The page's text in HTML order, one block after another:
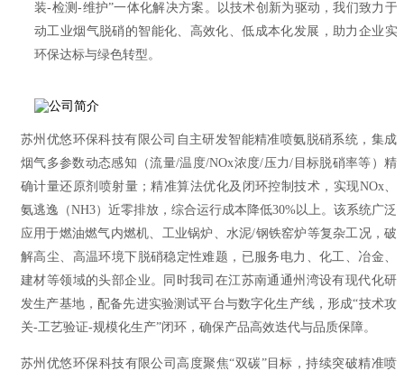
装-检测-维护”一体化解决方案。以技术创新为驱动，我们致力于
动工业烟气脱硝的智能化、高效化、低成本化发展，助力企业实
环保达标与绿色转型。
苏州优悠环保科技有限公司自主研发智能精准喷氨脱硝系统，集成
烟气多参数动态感知（流量/温度/NOx浓度/压力/目标脱硝率等）精
确计量还原剂喷射量；精准算法优化及闭环控制技术，实现NOx、
氨逃逸（NH3）近零排放，综合运行成本降低30%以上。该系统广泛
应用于燃油燃气内燃机、工业锅炉、水泥/钢铁窑炉等复杂工况，破
解高尘、高温环境下脱硝稳定性难题，已服务电力、化工、冶金、
建材等领域的头部企业。同时我司在江苏南通通州湾设有现代化研
发生产基地，配备先进实验测试平台与数字化生产线，形成“技术攻
关-工艺验证-规模化生产”闭环，确保产品高效迭代与品质保障。
苏州优悠环保科技有限公司高度聚焦“双碳”目标，持续突破精准喷